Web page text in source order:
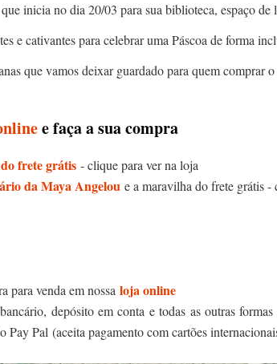
inicia no dia 20/03 para sua biblioteca, espaço
e cativantes para celebrar uma Páscoa de forma
que vamos deixar guardado para quem comprar
e faça a sua compra
frete grátis - clique para ver na loja
da Maya Angelou e a maravilha do frete grátis -
para venda em nossa loja online
depósito em conta e todas as outras formas
Pay Pal (aceita pagamento com cartões